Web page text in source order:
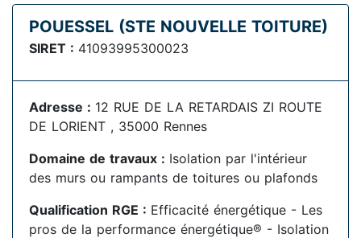
POUESSEL (STE NOUVELLE TOITURE)
SIRET : 41093995300023
Adresse : 12 RUE DE LA RETARDAIS ZI ROUTE
DE LORIENT , 35000 Rennes
Domaine de travaux : Isolation par l'intérieur
des murs ou rampants de toitures ou plafonds
Qualification RGE : Efficacité énergétique - Les
pros de la performance énergétique® - Isolation